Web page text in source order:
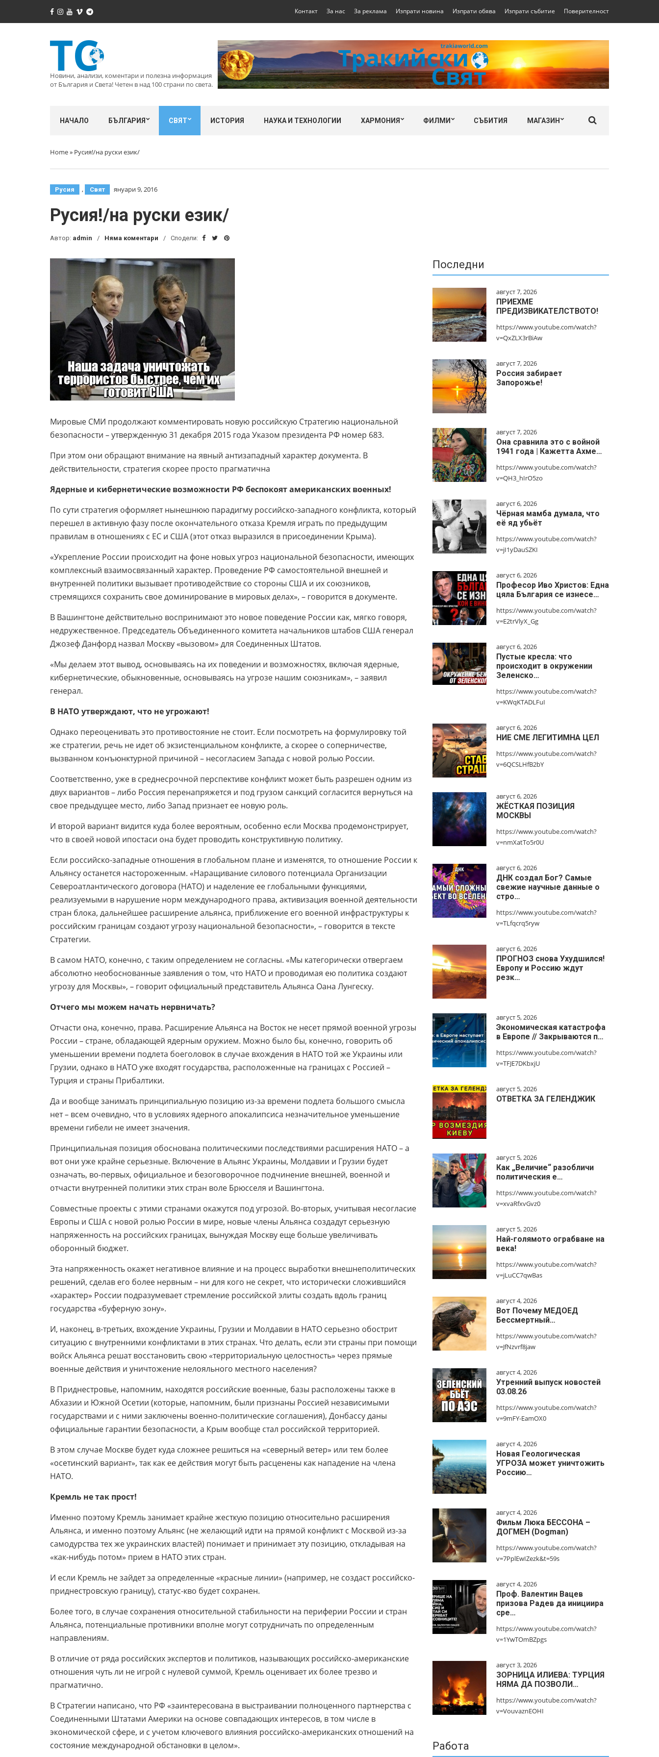
Контакт За нас За реклама Изпрати новина Изпрати обява Изпрати събитие Поверителност
Новини, анализи, коментари и полезна информация
от България и Света! Четен в над 100 страни по света.
НАЧАЛО БЪЛГАРИЯ СВЯТ ИСТОРИЯ НАУКА И ТЕХНОЛОГИИ ХАРМОНИЯ ФИЛМИ СЪБИТИЯ МАГАЗИН
Home» Русия!/на руски език/
Русия , Свят януари 9, 2016
Русия!/на руски език/
Автор: admin Няма коментари Сподели:
Мировые СМИ продолжают комментировать новую российскую Стратегию национальной
безопасности – утвержденную 31 декабря 2015 года Указом президента РФ номер 683.
При этом они обращают внимание на явный антизападный характер документа. В
действительности, стратегия скорее просто прагматична
Ядерные и кибернетические возможности РФ беспокоят американских военных!
По сути стратегия оформляет нынешнюю парадигму российско-западного конфликта, который
перешел в активную фазу после окончательного отказа Кремля играть по предыдущим
правилам в отношениях с ЕС и США (этот отказ выразился в присоединении Крыма).
«Укрепление России происходит на фоне новых угроз национальной безопасности, имеющих
комплексный взаимосвязанный характер. Проведение РФ самостоятельной внешней и
внутренней политики вызывает противодействие со стороны США и их союзников,
стремящихся сохранить свое доминирование в мировых делах», – говорится в документе.
В Вашингтоне действительно воспринимают это новое поведение России как, мягко говоря,
недружественное. Председатель Объединенного комитета начальников штабов США генерал
Джозеф Данфорд назвал Москву «вызовом» для Соединенных Штатов.
«Мы делаем этот вывод, основываясь на их поведении и возможностях, включая ядерные,
кибернетические, обыкновенные, основываясь на угрозе нашим союзникам», – заявил
генерал.
В НАТО утверждают, что не угрожают!
Однако переоценивать это противостояние не стоит. Если посмотреть на формулировку той
же стратегии, речь не идет об экзистенциальном конфликте, а скорее о соперничестве,
вызванном конъюнктурной причиной – несогласием Запада с новой ролью России.
Соответственно, уже в среднесрочной перспективе конфликт может быть разрешен одним из
двух вариантов – либо Россия перенапряжется и под грузом санкций согласится вернуться на
свое предыдущее место, либо Запад признает ее новую роль.
И второй вариант видится куда более вероятным, особенно если Москва продемонстрирует,
что в своей новой ипостаси она будет проводить конструктивную политику.
Если российско-западные отношения в глобальном плане и изменятся, то отношение России к
Альянсу останется настороженным. «Наращивание силового потенциала Организации
Североатлантического договора (НАТО) и наделение ее глобальными функциями,
реализуемыми в нарушение норм международного права, активизация военной деятельности
стран блока, дальнейшее расширение альянса, приближение его военной инфраструктуры к
российским границам создают угрозу национальной безопасности», – говорится в тексте
Стратегии.
В самом НАТО, конечно, с таким определением не согласны. «Мы категорически отвергаем
абсолютно необоснованные заявления о том, что НАТО и проводимая ею политика создают
угрозу для Москвы», – говорит официальный представитель Альянса Оана Лунгеску.
Отчего мы можем начать нервничать?
Отчасти она, конечно, права. Расширение Альянса на Восток не несет прямой военной угрозы
России – стране, обладающей ядерным оружием. Можно было бы, конечно, говорить об
уменьшении времени подлета боеголовок в случае вхождения в НАТО той же Украины или
Грузии, однако в НАТО уже входят государства, расположенные на границах с Россией –
Турция и страны Прибалтики.
Да и вообще занимать принципиальную позицию из-за времени подлета большого смысла
нет – всем очевидно, что в условиях ядерного апокалипсиса незначительное уменьшение
времени гибели не имеет значения.
Принципиальная позиция обоснована политическими последствиями расширения НАТО – а
вот они уже крайне серьезные. Включение в Альянс Украины, Молдавии и Грузии будет
означать, во-первых, официальное и безоговорочное подчинение внешней, военной и
отчасти внутренней политики этих стран воле Брюсселя и Вашингтона.
Совместные проекты с этими странами окажутся под угрозой. Во-вторых, учитывая несогласие
Европы и США с новой ролью России в мире, новые члены Альянса создадут серьезную
напряженность на российских границах, вынуждая Москву еще больше увеличивать
оборонный бюджет.
Эта напряженность окажет негативное влияние и на процесс выработки внешнеполитических
решений, сделав его более нервным – ни для кого не секрет, что исторически сложившийся
«характер» России подразумевает стремление российской элиты создать вдоль границ
государства «буферную зону».
И, наконец, в-третьих, вхождение Украины, Грузии и Молдавии в НАТО серьезно обострит
ситуацию с внутренними конфликтами в этих странах. Что делать, если эти страны при помощи
войск Альянса решат восстановить свою «территориальную целостность» через прямые
военные действия и уничтожение нелояльного местного населения?
В Приднестровье, напомним, находятся российские военные, базы расположены также в
Абхазии и Южной Осетии (которые, напомним, были признаны Россией независимыми
государствами и с ними заключены военно-политические соглашения), Донбассу даны
официальные гарантии безопасности, а Крым вообще стал российской территорией.
В этом случае Москве будет куда сложнее решиться на «северный ветер» или тем более
«осетинский вариант», так как ее действия могут быть расценены как нападение на члена
НАТО.
Кремль не так прост!
Именно поэтому Кремль занимает крайне жесткую позицию относительно расширения
Альянса, и именно поэтому Альянс (не желающий идти на прямой конфликт с Москвой из-за
самодурства тех же украинских властей) понимает и принимает эту позицию, откладывая на
«как-нибудь потом» прием в НАТО этих стран.
И если Кремль не зайдет за определенные «красные линии» (например, не создаст российско-
приднестровскую границу), статус-кво будет сохранен.
Более того, в случае сохранения относительной стабильности на периферии России и стран
Альянса, потенциальные противники вполне могут сотрудничать по определенным
направлениям.
В отличие от ряда российских экспертов и политиков, называющих российско-американские
отношения чуть ли не игрой с нулевой суммой, Кремль оценивает их более трезво и
прагматично.
В Стратегии написано, что РФ «заинтересована в выстраивании полноценного партнерства с
Соединенными Штатами Америки на основе совпадающих интересов, в том числе в
экономической сфере, и с учетом ключевого влияния российско-американских отношений на
состояние международной обстановки в целом».
Последни
август 7, 2026
ПРИЕХМЕ
ПРЕДИЗВИКАТЕЛСТВОТО!
https://www.youtube.com/watch?
v=QxZLX3rBiAw
август 7, 2026
Россия забирает
Запорожье!
август 7, 2026
Она сравнила это с войной
1941 года | Кажетта Ахме…
https://www.youtube.com/watch?
v=QH3_hIrO5zo
август 6, 2026
Чёрная мамба думала, что
её яд убьёт
https://www.youtube.com/watch?
v=jI1yDauSZKI
август 6, 2026
Професор Иво Христов: Една
цяла България се изнесе…
https://www.youtube.com/watch?
v=E2trVlyX_Gg
август 6, 2026
Пустые кресла: что
происходит в окружении
Зеленско…
https://www.youtube.com/watch?
v=KWqKTADLFuI
август 6, 2026
НИЕ СМЕ ЛЕГИТИМНА ЦЕЛ
https://www.youtube.com/watch?
v=6QCSLHfB2bY
август 6, 2026
ЖЁСТКАЯ ПОЗИЦИЯ
МОСКВЫ
https://www.youtube.com/watch?
v=nmXatTo5r0U
август 6, 2026
ДНК создал Бог? Самые
свежие научные данные о
стро…
https://www.youtube.com/watch?
v=TLfqcrq5ryw
август 6, 2026
ПРОГНОЗ снова Ухудшился!
Европу и Россию ждут
резк…
август 5, 2026
Экономическая катастрофа
в Европе // Закрываются п…
https://www.youtube.com/watch?
v=TFJE7DKbxjU
август 5, 2026
ОТВЕТКА ЗА ГЕЛЕНДЖИК
август 5, 2026
Как „Величие“ разобличи
политическия е…
https://www.youtube.com/watch?
v=xvaRfxvGvz0
август 5, 2026
Най-голямото ограбване на
века!
https://www.youtube.com/watch?
v=jLuCC7qwBas
август 4, 2026
Вот Почему МЕДОЕД
Бессмертный…
https://www.youtube.com/watch?
v=JfNzvrf8jaw
август 4, 2026
Утренний выпуск новостей
03.08.26
https://www.youtube.com/watch?
v=9mFY-EamOX0
август 4, 2026
Новая Геологическая
УГРОЗА может уничтожить
Россию…
август 4, 2026
Фильм Люка БЕССОНА –
ДОГМЕН (Dogman)
https://www.youtube.com/watch?
v=7PplEwIZezk&t=59s
август 4, 2026
Проф. Валентин Вацев
призова Радев да инициира
сре…
https://www.youtube.com/watch?
v=1YwTOmBZpgs
август 3, 2026
ЗОРНИЦА ИЛИЕВА: ТУРЦИЯ
НЯМА ДА ПОЗВОЛИ…
https://www.youtube.com/watch?
v=VouvaznEOHI
Работа